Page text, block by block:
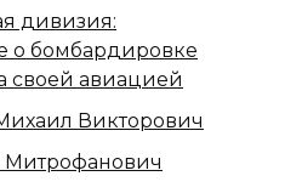
дивизия:
о бомбардировке
своей авиацией
Викторович
Митрофанович